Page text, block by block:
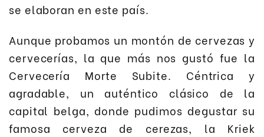
se elaboran en este país.
Aunque probamos un montón de cervezas y
cervecerías, la que más nos gustó fue la
Cervecería Morte Subite. Céntrica y
agradable, un auténtico clásico de la
capital belga, donde pudimos degustar su
famosa cerveza de cerezas, la Kriek